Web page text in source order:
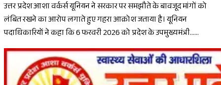
उत्तर प्रदेश आशा वर्कर्स यूनियन ने सरकार पर समझौते के बावजूद मांगों को
लंबित रखने का आरोप लगाते हुए गहरा आक्रोश जताया है। यूनियन
पदाधिकारियों ने कहा कि 6 फरवरी 2026 को प्रदेश के उपमुख्यमंत्री......